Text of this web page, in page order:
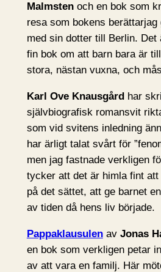
Malmstenoch en bok som
resa som bokens
med sin dotter till Berlin. Det
fin bok om att barn bara är
stora, nästan vuxna, och
Karl Ove Knausgårdhar
självbiografisk romansvit
som vid svitens inledning
har ärligt talat svårt för
men jag fastnade verkligen
tycker att det är himla fint
på det sättet, att ge barnet
av tiden då hens liv började.
Pappaklausulenav Jonas
en bok som verkligen petar
av att vara en familj. Här